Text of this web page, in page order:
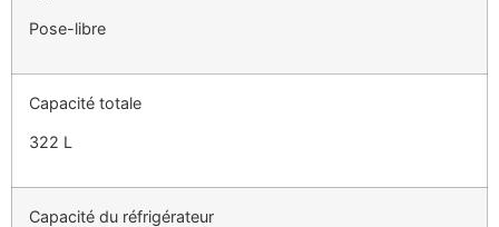
Pose-libre
Capacité totale
322 L
Capacité du réfrigérateur